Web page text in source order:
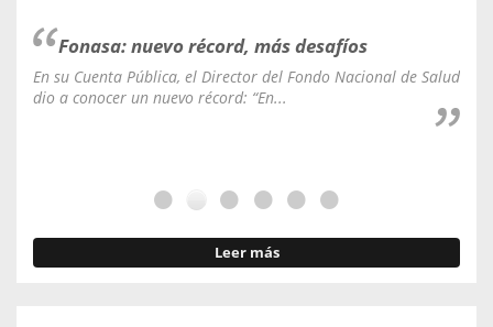
Fonasa: nuevo récord, más desafíos
En su Cuenta Pública, el Director del Fondo Nacional de Salud
dio a conocer un nuevo récord: “En...
Leer más